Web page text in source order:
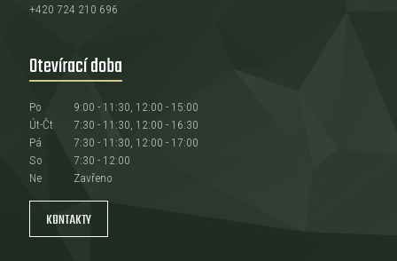
+420 724 210 696
Otevírací doba
Po
9:00 - 11:30, 12:00 - 15:00
Út-Čt
7:30 - 11:30, 12:00 - 16:30
Pá
7:30 - 11:30, 12:00 - 17:00
So
7:30 - 12:00
Ne
Zavřeno
KONTAKTY